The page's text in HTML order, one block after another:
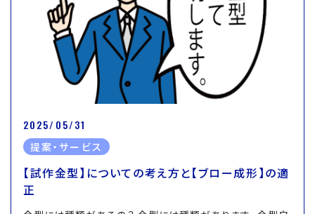
2025/05/31
提案・サービス
【試作金型】についての考え方と【ブロー成形】の適
正